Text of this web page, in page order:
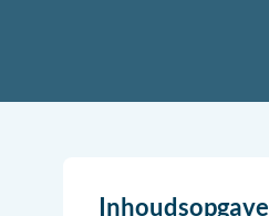
Inhoudsopgave